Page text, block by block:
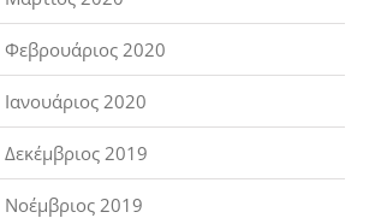
Φεβρουάριος 2020
Ιανουάριος 2020
Δεκέμβριος 2019
Νοέμβριος 2019